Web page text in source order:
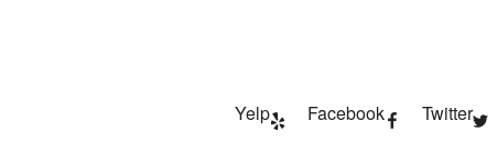
Yelp Facebook
Twitter